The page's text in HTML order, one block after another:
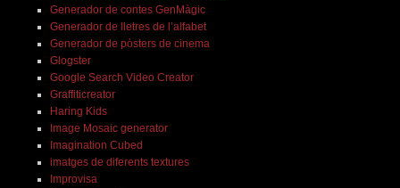
Generador de contes GenMàgic
Generador de lletres de l’alfabet
Generador de pòsters de cinema
Glogster
Google Search Video Creator
Graffiticreator
Haring Kids
Image Mosaic generator
Imagination Cubed
imatges de diferents textures
Improvisa